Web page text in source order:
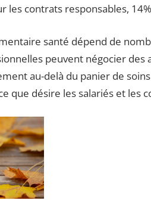
les contrats responsables,
santé dépend de
peuvent négocier
au-delà du panier de
que désire les salariés et les